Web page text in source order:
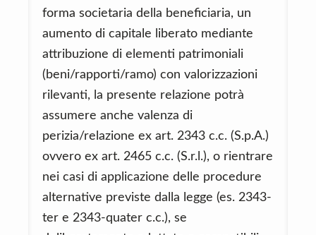
forma societaria della beneficiaria, un
aumento di capitale liberato mediante
attribuzione di elementi patrimoniali
(beni/rapporti/ramo) con valorizzazioni
rilevanti, la presente relazione potrà
assumere anche valenza di
perizia/relazione ex art. 2343 c.c. (S.p.A.)
ovvero ex art. 2465 c.c. (S.r.l.), o rientrare
nei casi di applicazione delle procedure
alternative previste dalla legge (es. 2343-
ter e 2343-quater c.c.), se